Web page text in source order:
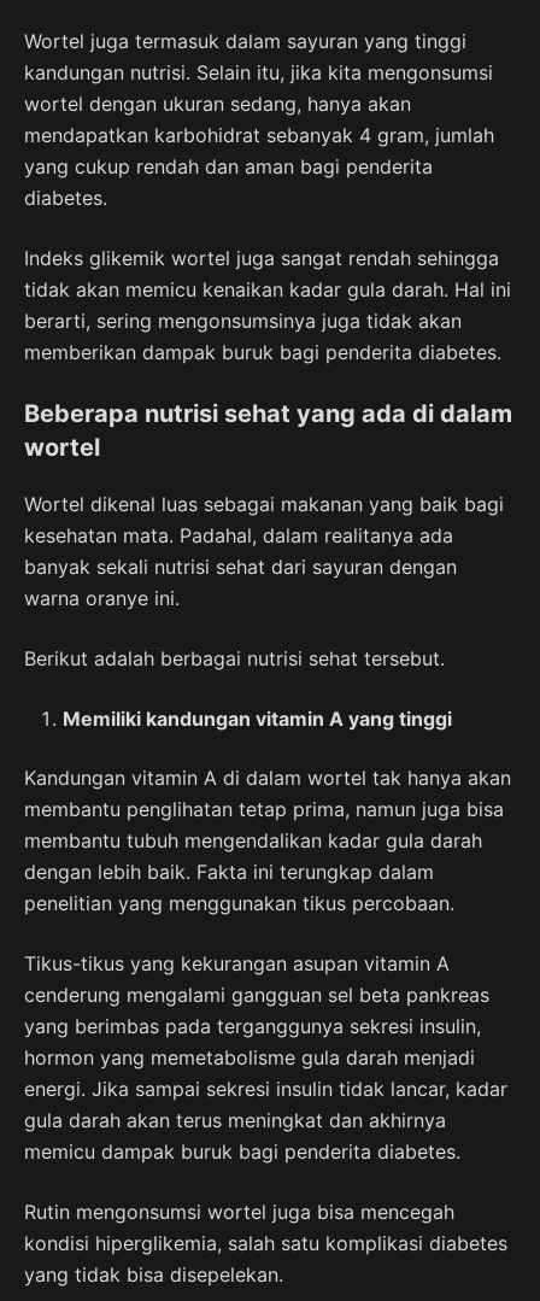
Wortel juga termasuk dalam sayuran yang tinggi
kandungan nutrisi. Selain itu, jika kita mengonsumsi
wortel dengan ukuran sedang, hanya akan
mendapatkan karbohidrat sebanyak 4 gram, jumlah
yang cukup rendah dan aman bagi penderita
diabetes.
Indeks glikemik wortel juga sangat rendah sehingga
tidak akan memicu kenaikan kadar gula darah. Hal ini
berarti, sering mengonsumsinya juga tidak akan
memberikan dampak buruk bagi penderita diabetes.
Beberapa nutrisi sehat yang ada di dalam
wortel
Wortel dikenal luas sebagai makanan yang baik bagi
kesehatan mata. Padahal, dalam realitanya ada
banyak sekali nutrisi sehat dari sayuran dengan
warna oranye ini.
Berikut adalah berbagai nutrisi sehat tersebut.
Memiliki kandungan vitamin A yang tinggi
Kandungan vitamin A di dalam wortel tak hanya akan
membantu penglihatan tetap prima, namun juga bisa
membantu tubuh mengendalikan kadar gula darah
dengan lebih baik. Fakta ini terungkap dalam
penelitian yang menggunakan tikus percobaan.
Tikus-tikus yang kekurangan asupan vitamin A
cenderung mengalami gangguan sel beta pankreas
yang berimbas pada terganggunya sekresi insulin,
hormon yang memetabolisme gula darah menjadi
energi. Jika sampai sekresi insulin tidak lancar, kadar
gula darah akan terus meningkat dan akhirnya
memicu dampak buruk bagi penderita diabetes.
Rutin mengonsumsi wortel juga bisa mencegah
kondisi hiperglikemia, salah satu komplikasi diabetes
yang tidak bisa disepelekan.